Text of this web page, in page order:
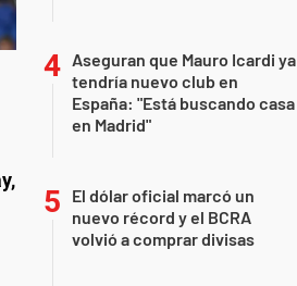
Aseguran que Mauro Icardi ya
tendría nuevo club en
España: "Está buscando casa
en Madrid"
El dólar oficial marcó un
nuevo récord y el BCRA
volvió a comprar divisas